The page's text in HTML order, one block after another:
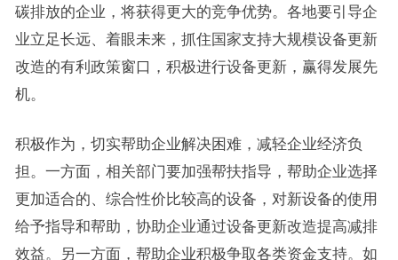
碳排放的企业，将获得更大的竞争优势。各地要引导企
业立足长远、着眼未来，抓住国家支持大规模设备更新
改造的有利政策窗口，积极进行设备更新，赢得发展先
机。
积极作为，切实帮助企业解决困难，减轻企业经济负
担。一方面，相关部门要加强帮扶指导，帮助企业选择
更加适合的、综合性价比较高的设备，对新设备的使用
给予指导和帮助，协助企业通过设备更新改造提高减排
效益。另一方面，帮助企业积极争取各类资金支持。如